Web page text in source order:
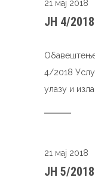
21 мај 2018
ЈН 4/2018
4/2018
улазу и
21 мај 2018
ЈН 5/2018